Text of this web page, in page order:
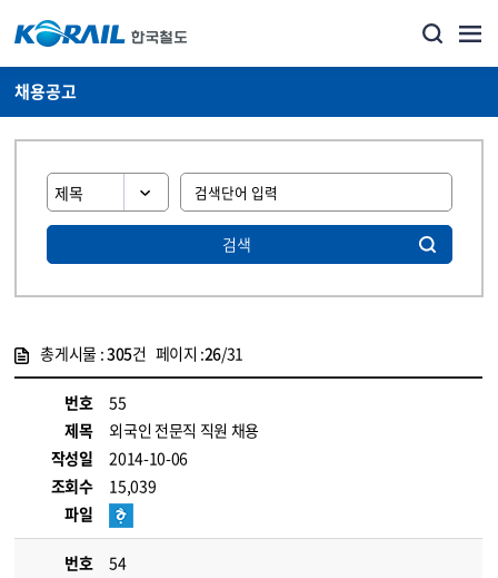
채용공고
검색
총게시물 :305건 페이지 :26/31
번호
55
제목
외국인 전문직 직원 채용
작성일
2014-10-06
조회수
15,039
파일
번호
54